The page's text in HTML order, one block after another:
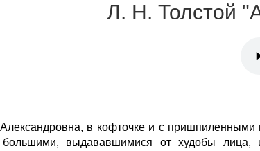
Л. Н. Толстой
в кофточке и с пришпиленными
выдававшимися от худобы лица,